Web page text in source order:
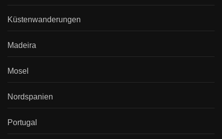
Küstenwanderungen
Madeira
Mosel
Nordspanien
Portugal